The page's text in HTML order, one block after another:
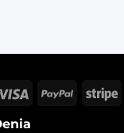
Visa PayPal